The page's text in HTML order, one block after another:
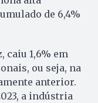
de 6,4%
caiu 1,6% em
ou seja, na
anterior.
a indústria